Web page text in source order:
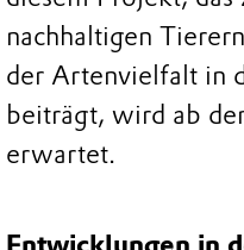
nachhaltigen
der Artenvielfalt in
beiträgt, wird ab
erwartet.